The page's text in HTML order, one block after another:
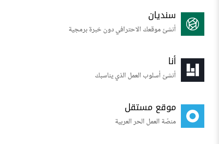
سنديان
أنشئ موقعك الاحترافي دون خبرة برمجية
أنا
أنشئ أسلوب العمل الذي يناسبك
موقع مستقل
منصّة العمل الحر العربية